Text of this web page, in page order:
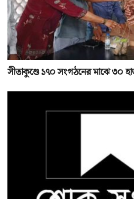
সীতাকুণ্ডে ১৭০ সংগঠনের মাঝে ৩০